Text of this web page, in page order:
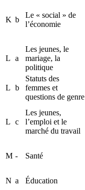
K b
Le « social » de
l’économie
L a
Les jeunes, le
mariage, la
politique
L b
Statuts des
femmes et
questions de genre
L c
Les jeunes,
l’emploi et le
marché du travail
M - Santé
N a Éducation